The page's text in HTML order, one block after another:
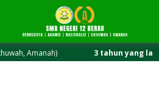
3 tahun yang lalu/ SMA Maju